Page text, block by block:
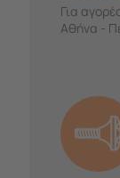
Για
Αθήνα -